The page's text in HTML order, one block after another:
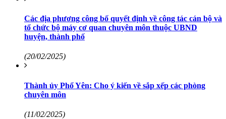
Các địa phương công bố quyết định về công tác cán bộ và
tổ chức bộ máy cơ quan chuyên môn thuộc UBND
huyện, thành phố
(20/02/2025)
Thành ủy Phổ Yên: Cho ý kiến về sắp xếp các phòng
chuyên môn
(11/02/2025)